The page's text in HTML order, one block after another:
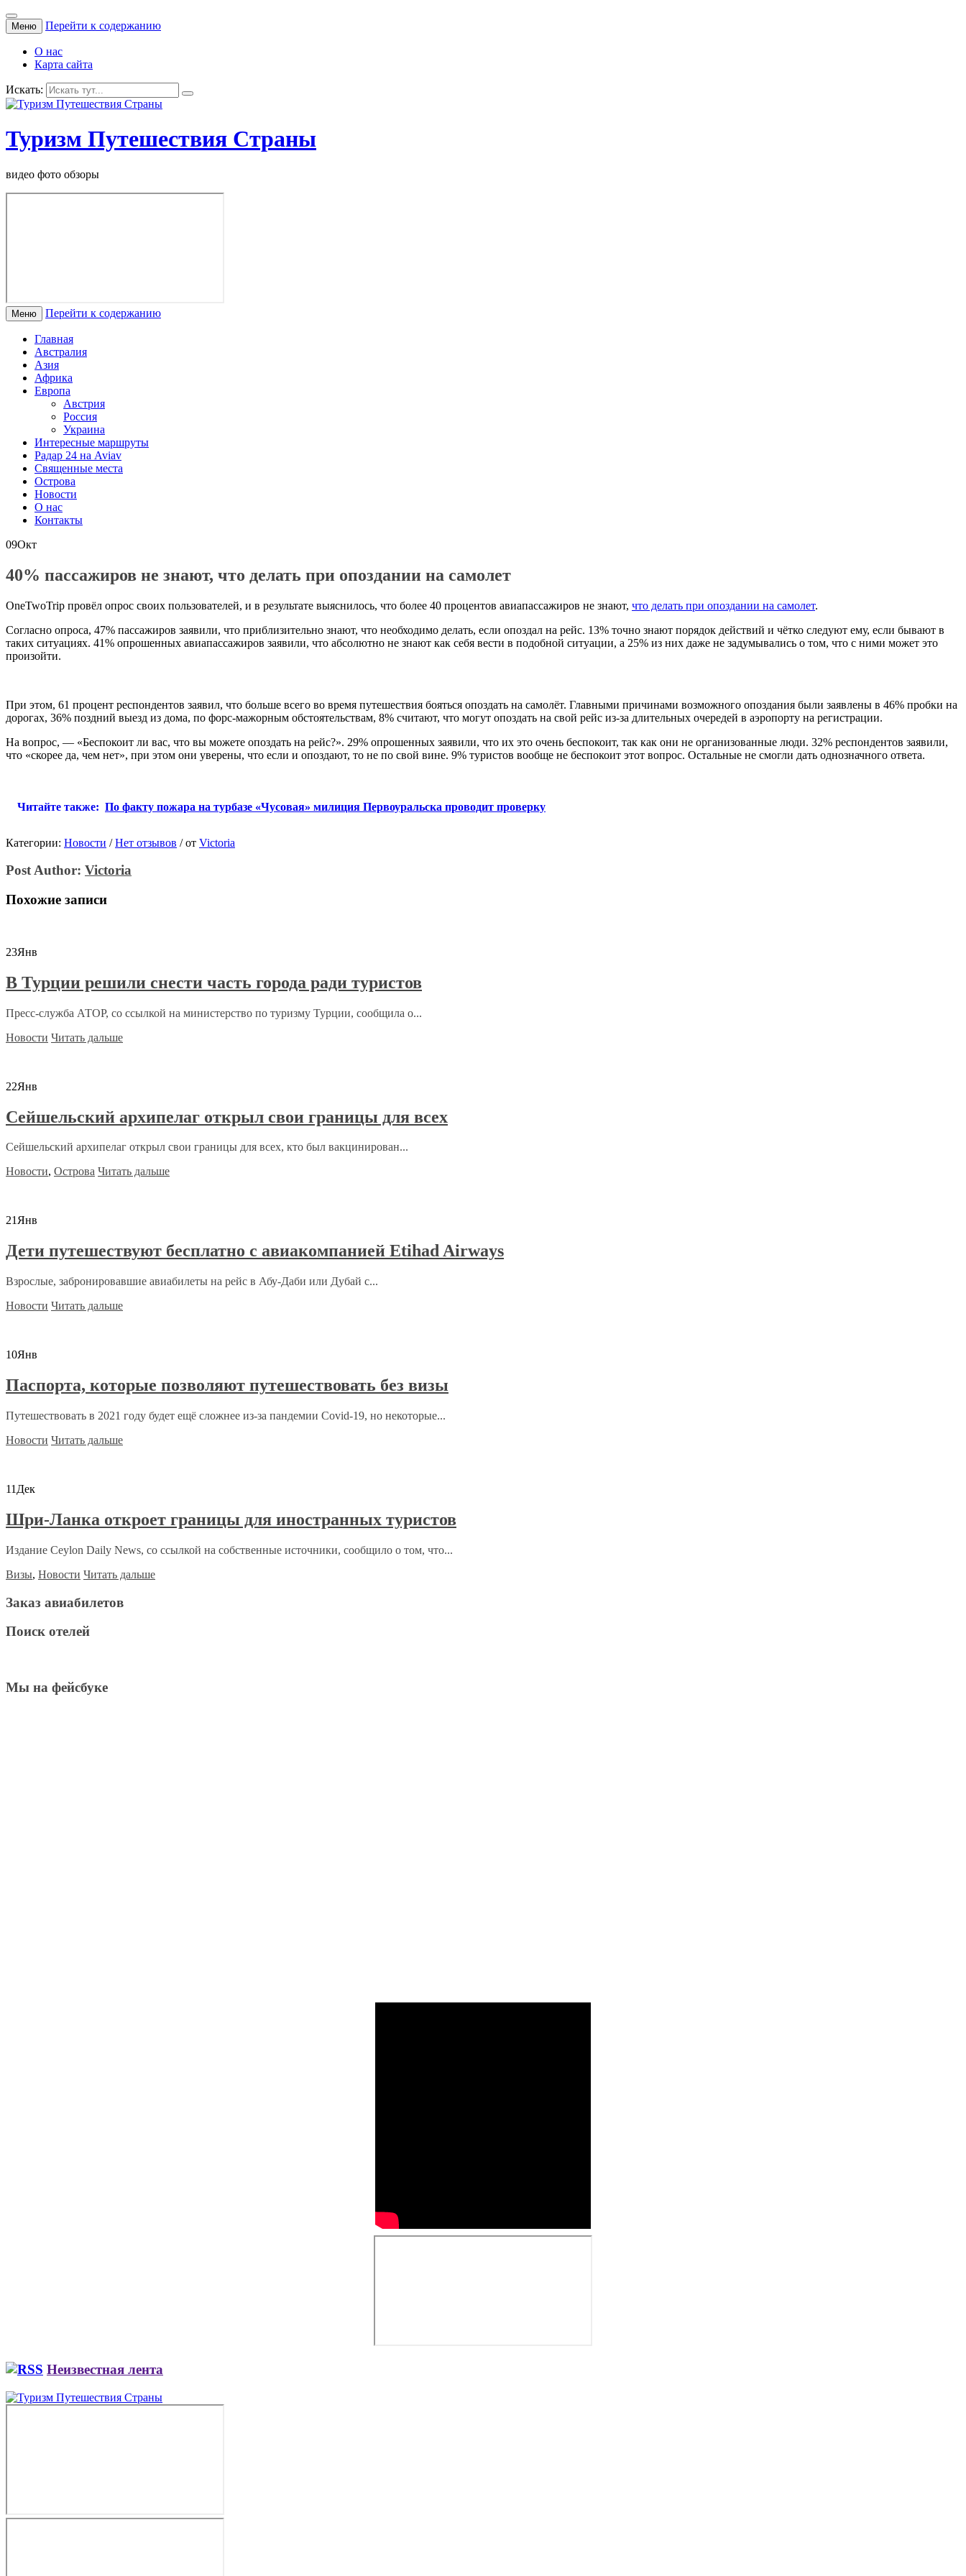
Меню Перейти к содержанию
О нас
Карта сайта
Искать:
Туризм Путешествия Страны
видео фото обзоры
Меню Перейти к содержанию
Главная
Австралия
Азия
Африка
Европа
Австрия
Россия
Украина
Интересные маршруты
Радар 24 на Aviav
Священные места
Острова
Новости
О нас
Контакты
09Окт
40% пассажиров не знают, что делать при опоздании на самолет
OneTwoTrip провёл опрос своих пользователей, и в результате выяснилось, что более 40 процентов авиапассажиров не знают, что делать при опоздании на самолет.
Согласно опроса, 47% пассажиров заявили, что приблизительно знают, что необходимо делать, если опоздал на рейс. 13% точно знают порядок действий и чётко следуют ему, если бывают в
таких ситуациях. 41% опрошенных авиапассажиров заявили, что абсолютно не знают как себя вести в подобной ситуации, а 25% из них даже не задумывались о том, что с ними может это
произойти.
При этом, 61 процент респондентов заявил, что больше всего во время путешествия бояться опоздать на самолёт. Главными причинами возможного опоздания были заявлены в 46% пробки на
дорогах, 36% поздний выезд из дома, по форс-мажорным обстоятельствам, 8% считают, что могут опоздать на свой рейс из-за длительных очередей в аэропорту на регистрации.
На вопрос, — «Беспокоит ли вас, что вы можете опоздать на рейс?». 29% опрошенных заявили, что их это очень беспокоит, так как они не организованные люди. 32% респондентов заявили,
что «скорее да, чем нет», при этом они уверены, что если и опоздают, то не по свой вине. 9% туристов вообще не беспокоит этот вопрос. Остальные не смогли дать однозначного ответа.
Читайте также: По факту пожара на турбазе «Чусовая» милиция Первоуральска проводит проверку
Категории: Новости / Нет отзывов /от Victoria
Post Author: Victoria
Похожие записи
23Янв
В Турции решили снести часть города ради туристов
Пресс-служба АТОР, со ссылкой на министерство по туризму Турции, сообщила о...
Новости Читать дальше
22Янв
Сейшельский архипелаг открыл свои границы для всех
Сейшельский архипелаг открыл свои границы для всех, кто был вакцинирован...
Новости, Острова Читать дальше
21Янв
Дети путешествуют бесплатно с авиакомпанией Etihad Airways
Взрослые, забронировавшие авиабилеты на рейс в Абу-Даби или Дубай с...
Новости Читать дальше
10Янв
Паспорта, которые позволяют путешествовать без визы
Путешествовать в 2021 году будет ещё сложнее из-за пандемии Covid-19, но некоторые...
Новости Читать дальше
11 Дек
Шри-Ланка откроет границы для иностранных туристов
Издание Ceylon Daily News, со ссылкой на собственные источники, сообщило о том, что...
Визы, Новости Читать дальше
Заказ авиабилетов
Поиск отелей
Мы на фейсбуке
Неизвестная лента